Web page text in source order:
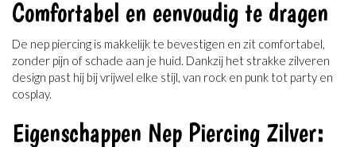
Comfortabel en eenvoudig te dragen
De nep piercing is makkelijk te bevestigen en zit comfortabel,
zonder pijn of schade aan je huid. Dankzij het strakke zilveren
design past hij bij vrijwel elke stijl, van rock en punk tot party en
cosplay.
Eigenschappen Nep Piercing Zilver: